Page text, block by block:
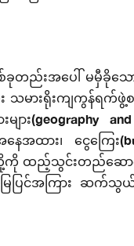
ည်းအပေါ် မမှီခိုသေ
သမားရိုးကျကွန်ရက်
း(geography
နေအထား၊ ငွေကြေ
ကို ထည့်သွင်းတည်ဆော
ေပြင်အကြား ဆက်သွ